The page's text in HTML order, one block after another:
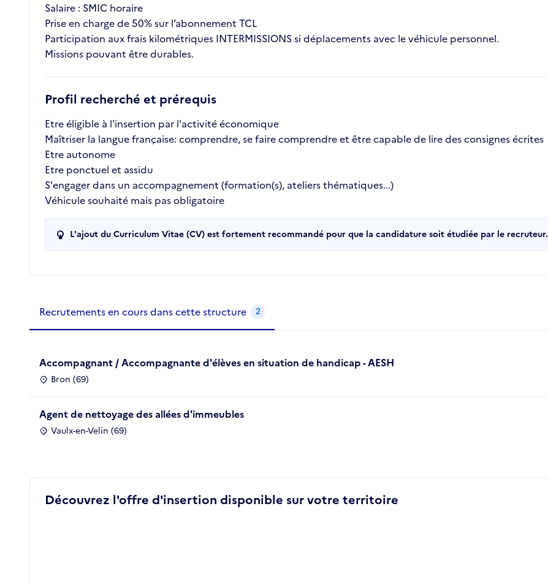
Salaire : SMIC horaire
Prise en charge de 50% sur l’abonnement TCL
Participation aux frais kilométriques INTERMISSIONS si déplacements avec le véhicule personnel.
Missions pouvant être durables.
Profil recherché et prérequis
Etre éligible à l'insertion par l'activité économique
Maîtriser la langue française: comprendre, se faire comprendre et être capable de lire des consignes écrites
Etre autonome
Etre ponctuel et assidu
S'engager dans un accompagnement (formation(s), ateliers thématiques...)
Véhicule souhaité mais pas obligatoire
L'ajout du Curriculum Vitae (CV) est fortement recommandé pour que la candidature soit étudiée par le recruteur.
Recrutements de la structure
Recrutements en cours dans cette structure 2
Accompagnant / Accompagnante d'élèves en situation de handicap - AESH
Bron (69)
Agent de nettoyage des allées d'immeubles
Vaulx-en-Velin (69)
Découvrez l'offre d'insertion disponible sur votre territoire